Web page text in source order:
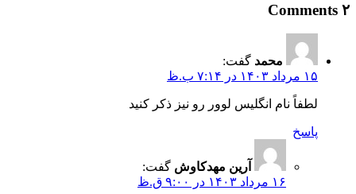
۲ Comments
محمد گفت:
۱۵ مرداد ۱۴۰۳ در ۷:۱۴ ب.ظ
لطفاً نام انگلیس لوور رو نیز ذکر کنید
پاسخ
آرین مهدکاوش گفت:
۱۶ مرداد ۱۴۰۳ در ۹:۰۰ ق.ظ